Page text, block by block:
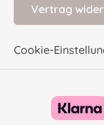
Vertrag
Cookie-